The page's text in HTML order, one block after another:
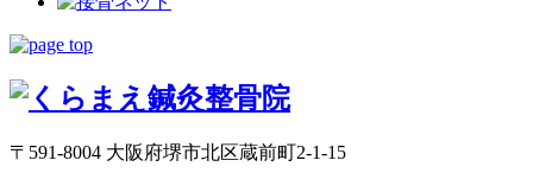
〒591-8004 大阪府堺市北区蔵前町2-1-15